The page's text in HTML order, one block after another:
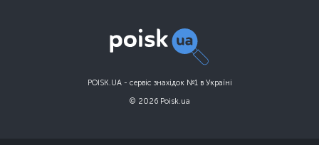
POISK.UA - сервіс знахідок №1 в Україні
© 2026 Poisk.ua